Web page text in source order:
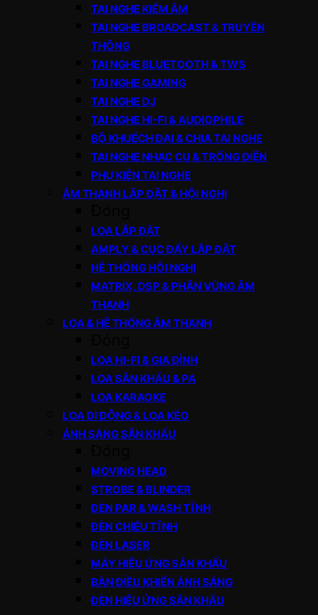
TAI NGHE KIỂM ÂM
TAI NGHE BROADCAST & TRUYỀN
THÔNG
TAI NGHE BLUETOOTH & TWS
TAI NGHE GAMING
TAI NGHE DJ
TAI NGHE HI-FI & AUDIOPHILE
BỘ KHUẾCH ĐẠI & CHIA TAI NGHE
TAI NGHE NHẠC CỤ & TRỐNG ĐIỆN
PHỤ KIỆN TAI NGHE
ÂM THANH LẮP ĐẶT & HỘI NGHỊ
LOA LẮP ĐẶT
AMPLY & CỤC ĐẨY LẮP ĐẶT
HỆ THỐNG HỘI NGHỊ
MATRIX, DSP & PHÂN VÙNG ÂM
THANH
LOA & HỆ THỐNG ÂM THANH
LOA HI-FI & GIA ĐÌNH
LOA SÂN KHẤU & PA
LOA KARAOKE
LOA DI ĐỘNG & LOA KÉO
ÁNH SÁNG SÂN KHẤU
MOVING HEAD
STROBE & BLINDER
ĐÈN PAR & WASH TĨNH
ĐÈN CHIẾU TĨNH
ĐÈN LASER
MÁY HIỆU ỨNG SÂN KHẤU
BÀN ĐIỀU KHIỂN ÁNH SÁNG
ĐÈN HIỆU ỨNG SÂN KHẤU